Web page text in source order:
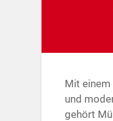
Mit
und
gehört